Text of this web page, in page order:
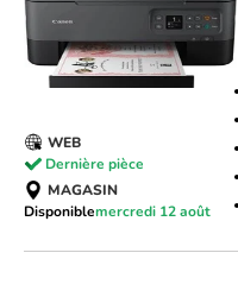
WEB
Dernière pièce
MAGASIN
Disponiblemercredi 12 août